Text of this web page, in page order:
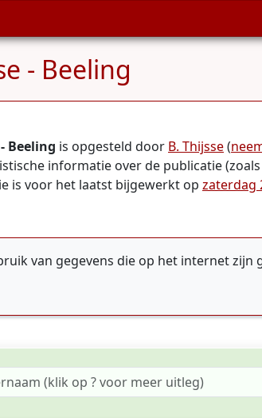
- Beeling
Beeling is opgesteld door B. Thijsse(
informatie over de publicatie
is voor het laatst bijgewerkt op zaterdag
van gegevens die op het internet